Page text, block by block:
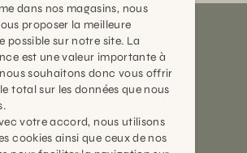
dans nos magasins, nous
proposer la meilleure
possible sur notre site. La
est une valeur importante à
souhaitons donc vous offrir
total sur les données que nous
votre accord, nous utilisons
cookies ainsi que ceux de nos